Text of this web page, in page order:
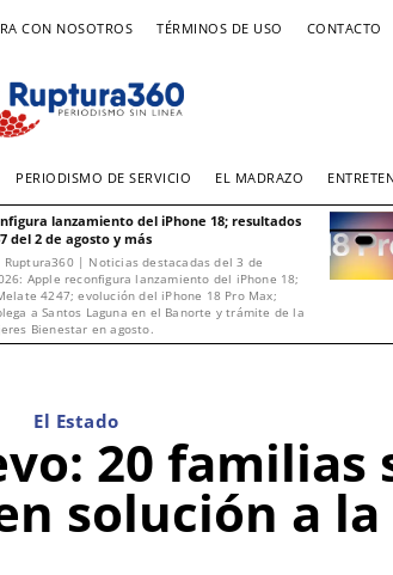
CON NOSOTROS TÉRMINOS DE USO CONTACTO
PERIODISMO DE SERVICIO EL MADRAZO
lanzamiento del iPhone 18; resultados
del 2 de agosto y más
Ruptura360 | Noticias destacadas del 3 de
Apple reconfigura lanzamiento del iPhone 18;
4247; evolución del iPhone 18 Pro Max;
a Santos Laguna en el Banorte y trámite de la
Bienestar en agosto.
El Estado
20
solución a la